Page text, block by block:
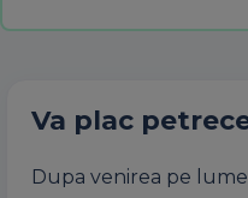
Va plac
Dupa venirea pe